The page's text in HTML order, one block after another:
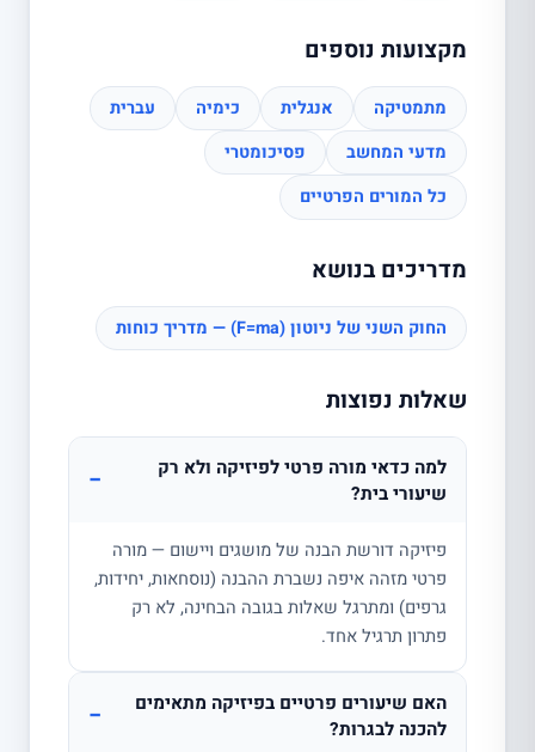
מקצועות נוספים
מתמטיקה אנגלית כימיה
עברית
מדעי המחשב
פסיכומטרי
כל המורים הפרטיים
מדריכים בנושא
החוק השני של ניוטון (F=ma) — מדריך כוחות
שאלות נפוצות
למה כדאי מורה פרטי לפיזיקה ולא רק
שיעורי בית?
−
פיזיקה דורשת הבנה של מושגים ויישום — מורה
פרטי מזהה איפה נשברת ההבנה (נוסחאות, יחידות,
גרפים) ומתרגל שאלות בגובה הבחינה, לא רק
פתרון תרגיל אחד.
האם שיעורים פרטיים בפיזיקה מתאימים
להכנה לבגרות?
−